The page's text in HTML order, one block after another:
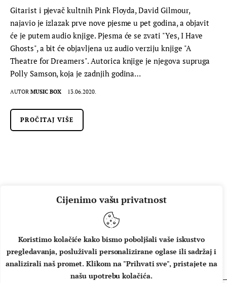
Cijenimo vašu privatnost
Koristimo kolačiće kako bismo poboljšali vaše iskustvo
pregledavanja, posluživali personalizirane oglase ili sadržaj i
analizirali naš promet. Klikom na "Prihvati sve", pristajete na
našu upotrebu kolačića.
Gitarist i pjevač kultnih Pink Floyda, David Gilmour,
najavio je izlazak prve nove pjesme u pet godina, a objavit
će je putem audio knjige. Pjesma će se zvati "Yes, I Have
Ghosts", a bit će objavljena uz audio verziju knjige "A
Theatre for Dreamers". Autorica knjige je njegova supruga
Polly Samson, koja je zadnjih godina…
AUTOR MUSIC BOX 13.06.2020.
PROČITAJ VIŠE
O NAMA IMPRESSUM UVJETI KORIŠTENJA